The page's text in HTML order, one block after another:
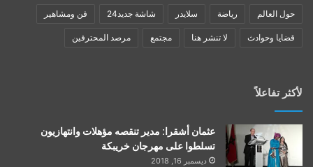
حول العالم رياضة سلايدر شاشة جديد24 فن ومشاهير
قضايا وحوادث لا تنشر هنا مجتمع مرصد المحترفين
لأكثر تفاعلاً
عثمان أشقرا: مدير تنقصه مؤهلات وانتهازيون
تسلطوا على مهرجان خريبكة
ديسمبر 16, 2018